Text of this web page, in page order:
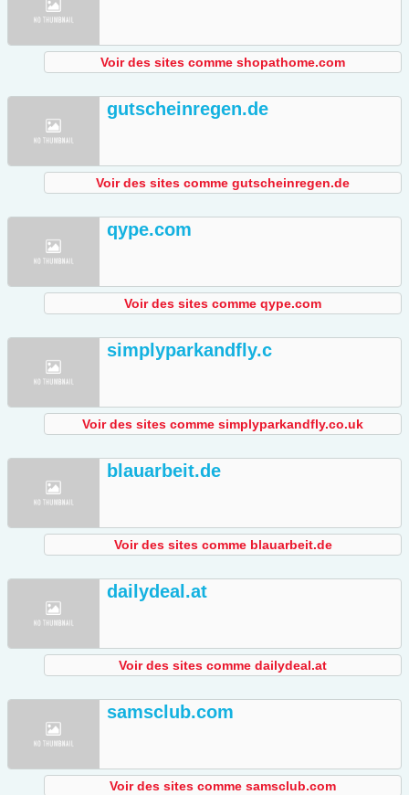
Voir des sites comme shopathome.com
gutscheinregen.de
Voir des sites comme gutscheinregen.de
qype.com
Voir des sites comme qype.com
simplyparkandfly.c
Voir des sites comme simplyparkandfly.co.uk
blauarbeit.de
Voir des sites comme blauarbeit.de
dailydeal.at
Voir des sites comme dailydeal.at
samsclub.com
Voir des sites comme samsclub.com